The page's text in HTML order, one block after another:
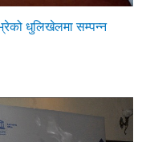
धुलिखेलमा सम्पन्न